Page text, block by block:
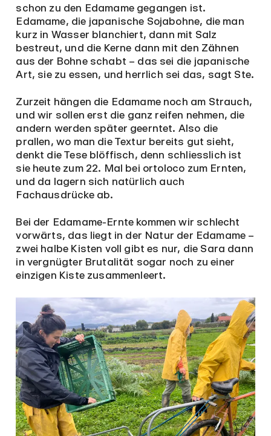
schon zu den Edamame gegangen ist.
Edamame, die japanische Sojabohne, die man
kurz in Wasser blanchiert, dann mit Salz
bestreut, und die Kerne dann mit den Zähnen
aus der Bohne schabt – das sei die japanische
Art, sie zu essen, und herrlich sei das, sagt Ste.
Zurzeit hängen die Edamame noch am Strauch,
und wir sollen erst die ganz reifen nehmen, die
andern werden später geerntet. Also die
prallen, wo man die Textur bereits gut sieht,
denkt die Tese blöffisch, denn schliesslich ist
sie heute zum 22. Mal bei ortoloco zum Ernten,
und da lagern sich natürlich auch
Fachausdrücke ab.
Bei der Edamame-Ernte kommen wir schlecht
vorwärts, das liegt in der Natur der Edamame –
zwei halbe Kisten voll gibt es nur, die Sara dann
in vergnügter Brutalität sogar noch zu einer
einzigen Kiste zusammenleert.